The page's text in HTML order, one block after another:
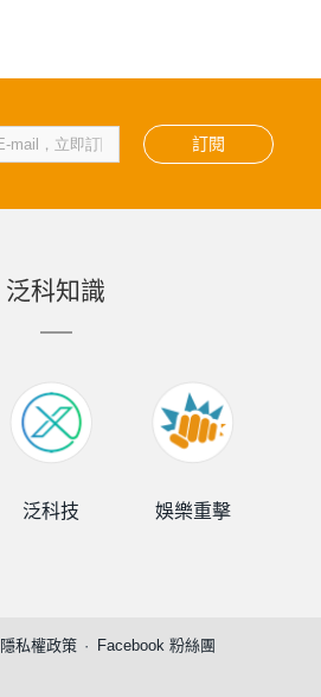
訂閱
泛科知識
泛科技 娛樂重擊
隱私權政策 Facebook 粉絲團